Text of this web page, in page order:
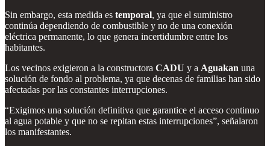
Sin embargo, esta medida es temporal, ya que el suministro
continúa dependiendo de combustible y no de una conexión
eléctrica permanente, lo que genera incertidumbre entre los
habitantes.
Los vecinos exigieron a la constructora CADU y a Aguakan una
solución de fondo al problema, ya que decenas de familias han sido
afectadas por las constantes interrupciones.
“Exigimos una solución definitiva que garantice el acceso continuo
al agua potable y que no se repitan estas interrupciones”, señalaron
los manifestantes.